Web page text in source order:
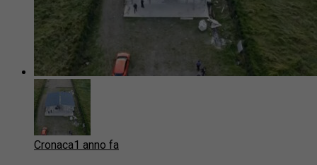
Cronaca1 anno fa